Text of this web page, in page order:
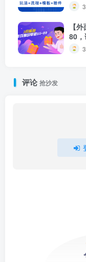
【
80
评论抢沙发